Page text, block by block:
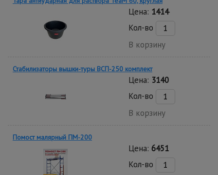
Цена: 1414
Кол-во
В корзину
Стабилизаторы вышки-туры ВСП-250 комплект
Цена: 3140
Кол-во
В корзину
Помост малярный ПМ-200
Цена: 6451
Кол-во